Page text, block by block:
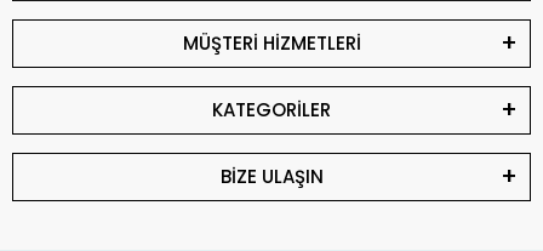
MÜŞTERİ HİZMETLERİ
KATEGORİLER
BİZE ULAŞIN